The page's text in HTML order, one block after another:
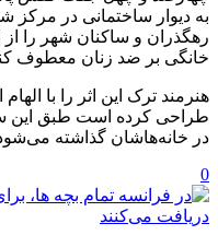
به دیوار ساختمانی در مرکز
رهگذران و ساکنان شهر را
خانگی بر ضد زنان معطوف
هنرمند ترک این اثر را با
طراحی کرده است طبق این
در خانه‌هاشان گذاشته
0